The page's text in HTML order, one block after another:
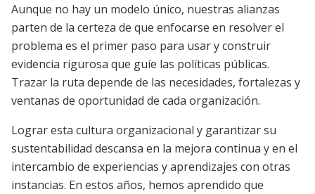
Aunque no hay un modelo único, nuestras alianzas
parten de la certeza de que enfocarse en resolver el
problema es el primer paso para usar y construir
evidencia rigurosa que guíe las políticas públicas.
Trazar la ruta depende de las necesidades, fortalezas y
ventanas de oportunidad de cada organización.
Lograr esta cultura organizacional y garantizar su
sustentabilidad descansa en la mejora continua y en el
intercambio de experiencias y aprendizajes con otras
instancias. En estos años, hemos aprendido que